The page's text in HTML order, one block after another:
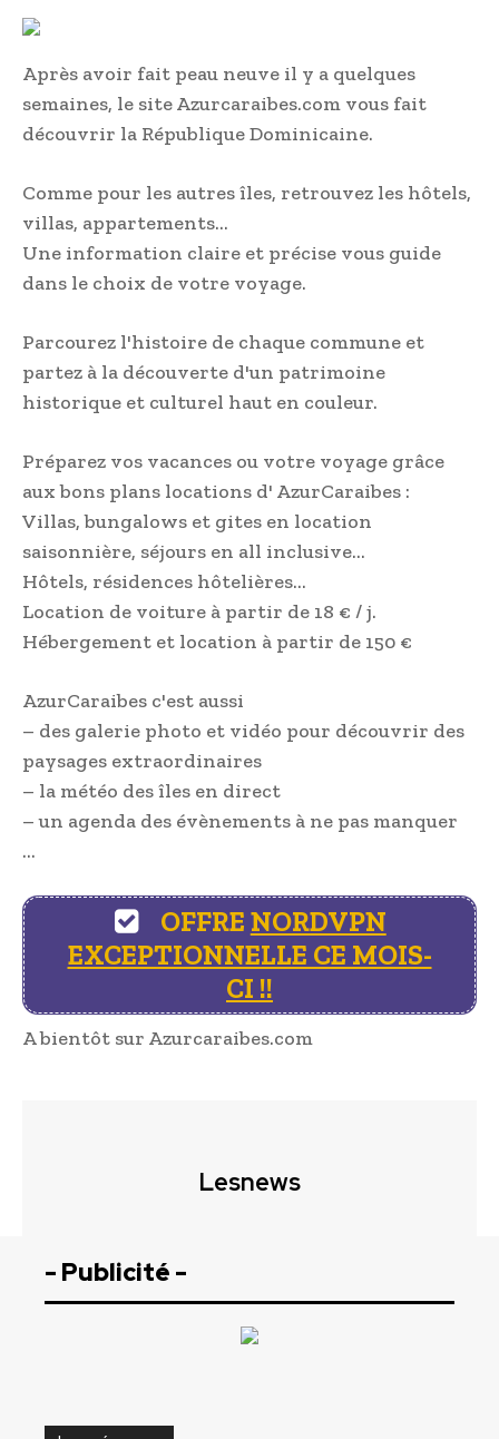
Après avoir fait peau neuve il y a quelques
semaines, le site Azurcaraibes.com vous fait
découvrir la République Dominicaine.
Comme pour les autres îles, retrouvez les hôtels,
villas, appartements…
Une information claire et précise vous guide
dans le choix de votre voyage.
Parcourez l'histoire de chaque commune et
partez à la découverte d'un patrimoine
historique et culturel haut en couleur.
Préparez vos vacances ou votre voyage grâce
aux bons plans locations d' AzurCaraibes :
Villas, bungalows et gites en location
saisonnière, séjours en all inclusive…
Hôtels, résidences hôtelières…
Location de voiture à partir de 18 € / j.
Hébergement et location à partir de 150 €
AzurCaraibes c'est aussi
– des galerie photo et vidéo pour découvrir des
paysages extraordinaires
– la météo des îles en direct
– un agenda des évènements à ne pas manquer
…
OFFRE NORDVPN
EXCEPTIONNELLE CE MOIS-
CI !!
A bientôt sur Azurcaraibes.com
Lesnews
- Publicité -